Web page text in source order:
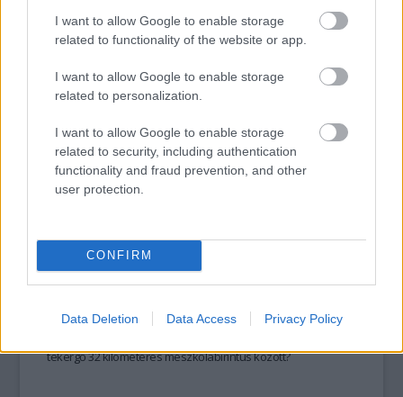
I want to allow Google to enable storage
related to functionality of the website or app.
I want to allow Google to enable storage
related to personalization.
I want to allow Google to enable storage
related to security, including authentication
functionality and fraud prevention, and other
user protection.
CONFIRM
Data Deletion Data Access Privacy Policy
tovább
32 kilóméter mészkőlabirintus húzódik
Kőbánya alatt
Nemcsak a sör, hanem a pincerendszer is lehet kőbányai. De
tekergő 32 kilométeres mészkőlabirintus között?